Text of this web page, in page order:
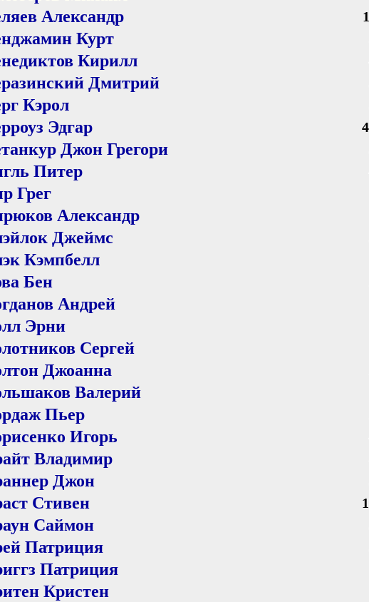
Александр
Курт
Кирилл
Дмитрий
Кэрол
Эдгар
Джон Грегори
Питер
Грег
Александр
Джеймс
Кэмпбелл
Бен
Андрей
Эрни
Сергей
Джоанна
Валерий
Пьер
Игорь
Владимир
Джон
Стивен
Саймон
Патриция
Патриция
Кристен